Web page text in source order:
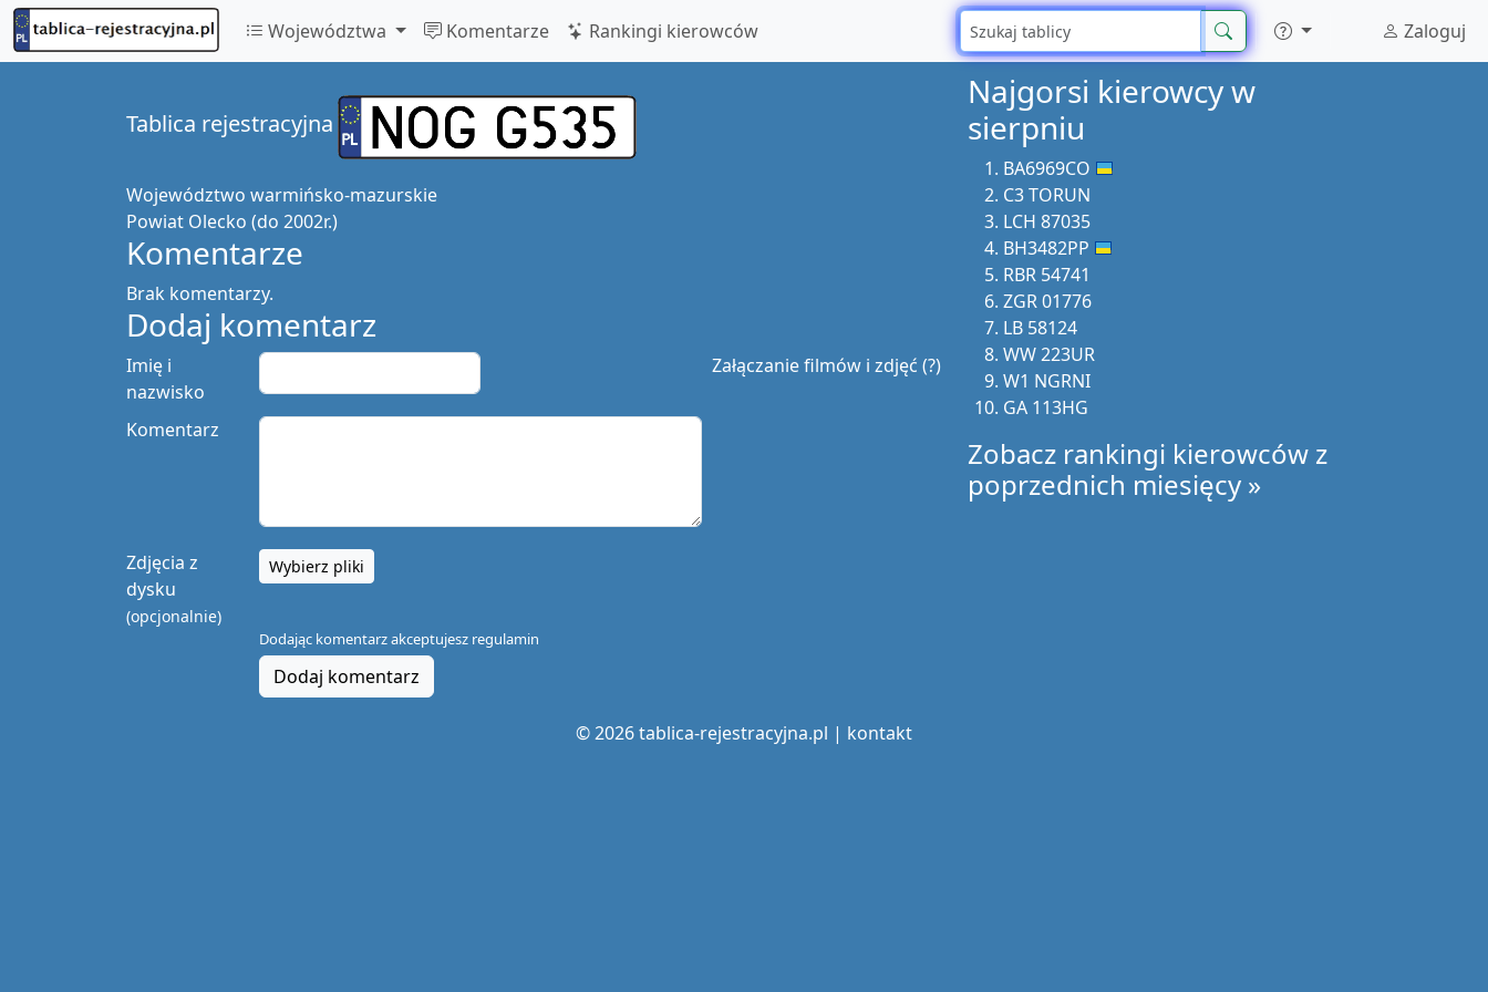
Województwa Komentarze Rankingi kierowców Zaloguj
Tablica rejestracyjna
Województwo warmińsko-mazurskie
Powiat Olecko (do 2002r.)
Komentarze
Brak komentarzy.
Dodaj komentarz
Załączanie filmów i zdjęć (?)
Imię i
nazwisko
Komentarz
Zdjęcia z
dysku
(opcjonalnie)
Wybierz pliki
Dodając komentarz akceptujesz regulamin
Dodaj komentarz
Najgorsi kierowcy w
sierpniu
BA6969CO
C3 TORUN
LCH 87035
BH3482PP
RBR 54741
ZGR 01776
LB 58124
WW 223UR
W1 NGRNI
GA 113HG
Zobacz rankingi kierowców z
poprzednich miesięcy »
© 2026 tablica-rejestracyjna.pl | kontakt